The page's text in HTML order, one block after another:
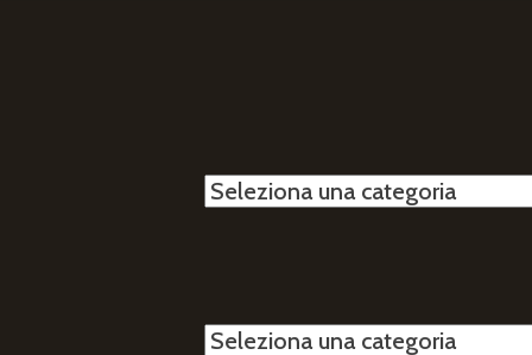
Categorie
Categorie